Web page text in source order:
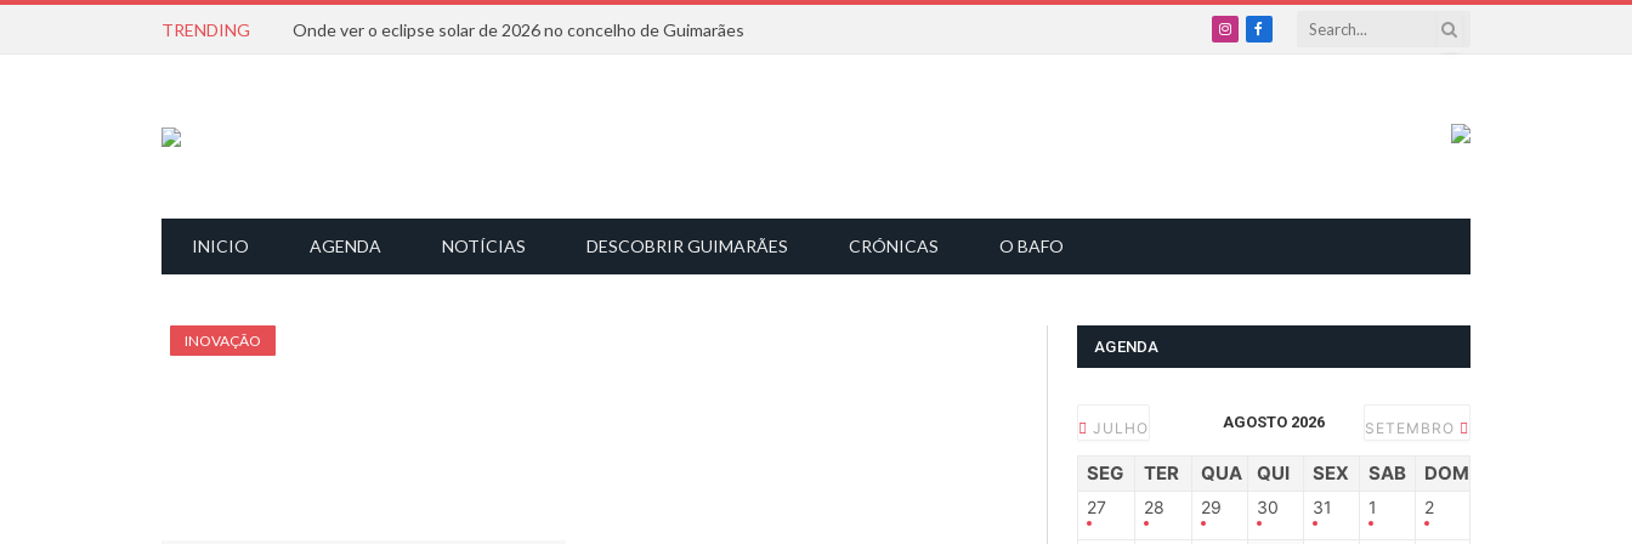
TRENDING Onde ver o eclipse solar de 2026 no concelho de Guimarães
InstagramFacebook
INICIO AGENDA NOTÍCIAS DESCOBRIR GUIMARÃES CRÓNICAS O BAFO
INOVAÇÃO AGENDA
JULHO AGOSTO 2026 SETEMBRO
SEG TER QUA QUI SEX SAB DOM
27 28 29 30 31 1 2